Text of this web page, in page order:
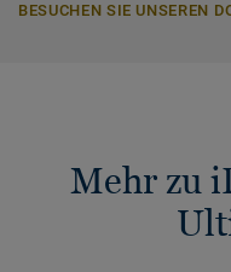
BESUCHEN SIE UNSEREN
Mehr zu